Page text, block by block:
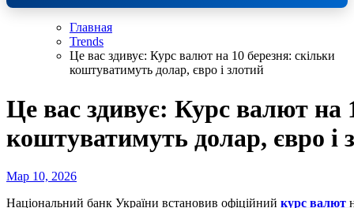
Главная
Trends
Це вас здивує: Курс валют на 10 березня: скільки
коштуватимуть долар, євро і злотий
Це вас здивує: Курс валют на
коштуватимуть долар, євро і
Мар 10, 2026
Національний банк України встановив офіційний курс валют